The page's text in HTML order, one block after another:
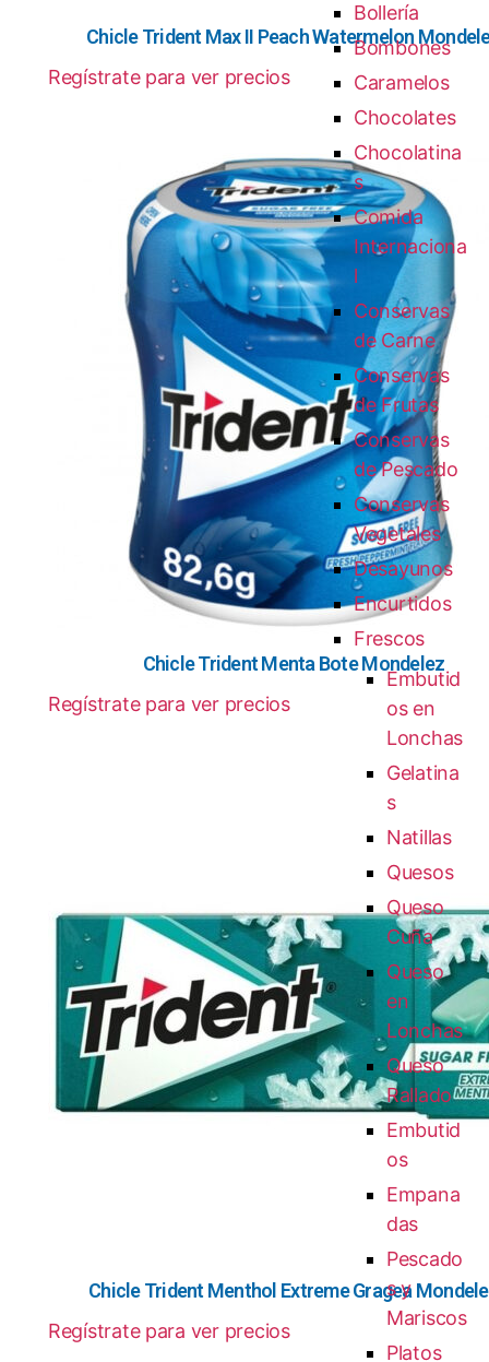
Chicle Trident Max II Peach Watermelon
Regístrate para ver precios
Chicle Trident Menta Bote Mondelez
Regístrate para ver precios
Chicle Trident Menthol Extreme Gragea
Regístrate para ver precios
Bollería
Bombones
Caramelos
Chocolates
Chocolatina
s
Comida
Internaciona
l
Conservas
de Carne
Conservas
de Frutas
Conservas
de Pescado
Conservas
Vegetales
Desayunos
Encurtidos
Frescos
Embutid
os en
Lonchas
Gelatina
s
Natillas
Quesos
Queso
Cuña
Queso
en
Lonchas
Queso
Rallado
Embutid
os
Empana
das
Pescado
s y
Mariscos
Platos